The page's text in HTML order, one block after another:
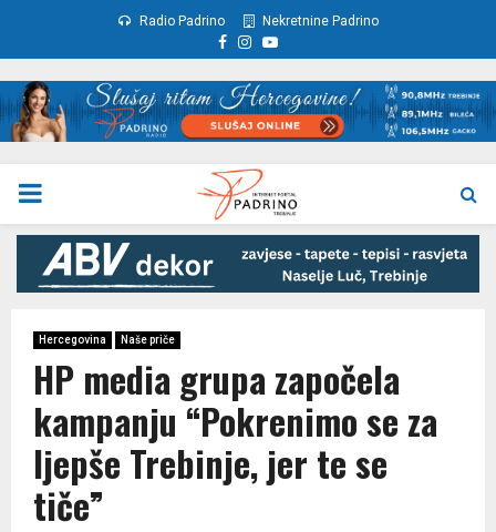
Radio Padrino Nekretnine Padrino
Facebook
Instagram
Youtube
PRIMARY
MENU
Hercegovina Naše priče
HP media grupa započela
kampanju “Pokrenimo se za
ljepše Trebinje, jer te se
tiče”